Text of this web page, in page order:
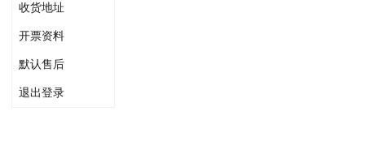
收货地址
开票资料
默认售后
退出登录